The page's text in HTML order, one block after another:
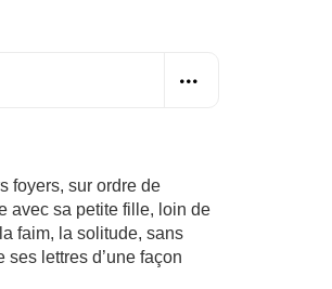
foyers, sur ordre de
avec sa petite fille, loin de
faim, la solitude, sans
lettres d’une façon